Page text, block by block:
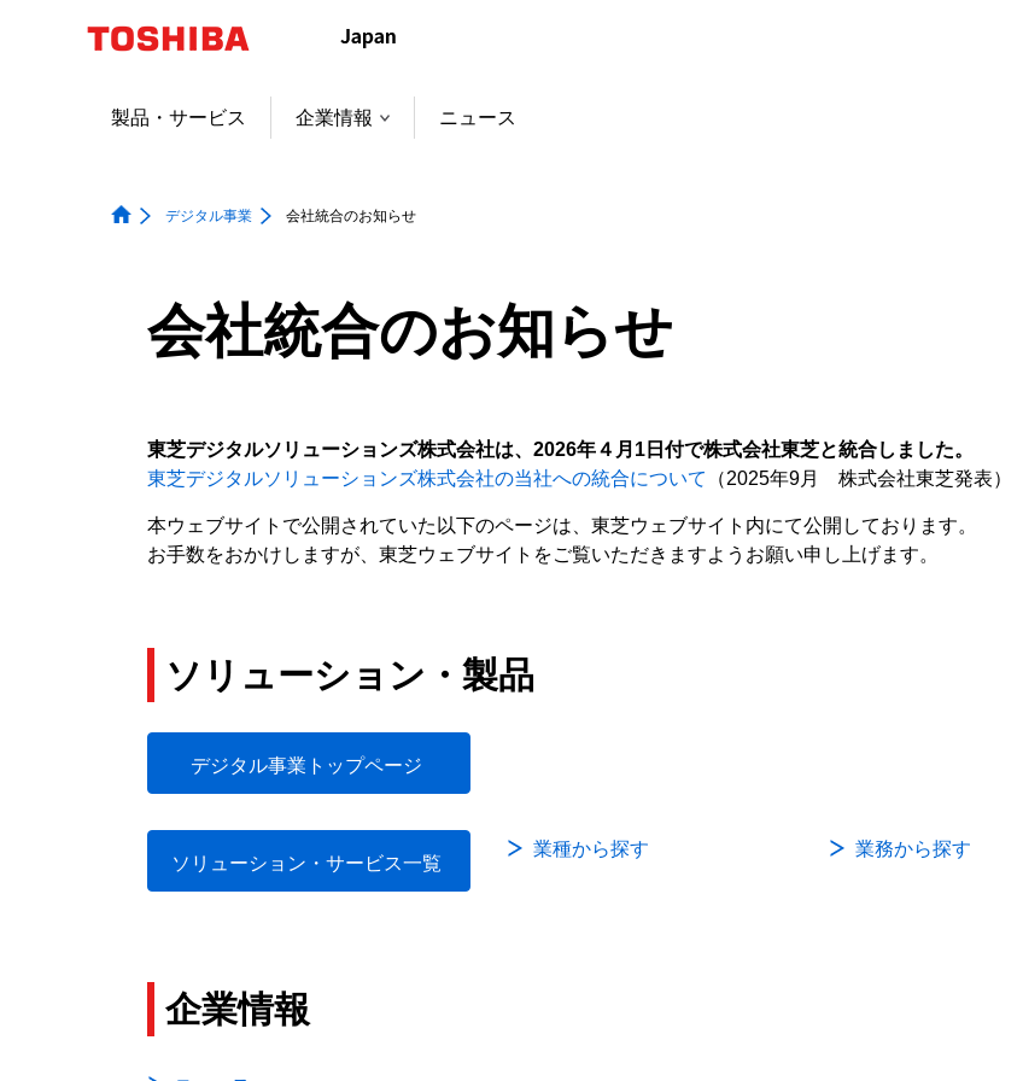
ャ
製品・サービス 企業情報 ニュース
デジタル事業 会社統合のお知らせ
会社統合のお知らせ
東芝デジタルソリューションズ株式会社は、2026年４月1日付で株式会社東芝と統合しました。
東芝デジタルソリューションズ株式会社の当社への統合について
（2025年9月 株式会社東芝発表）
本ウェブサイトで公開されていた以下のページは、東芝ウェブサイト内にて公開しております。
お手数をおかけしますが、東芝ウェブサイトをご覧いただきますようお願い申し上げます。
ソリューション・製品
デジタル事業トップページ
ソリューション・サービス一覧
業種から探す 業務から探す
企業情報